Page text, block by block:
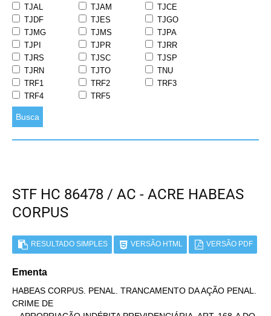
TJAL
TJAM
TJCE
TJDF
TJES
TJGO
TJMG
TJMS
TJPA
TJPI
TJPR
TJRR
TJRS
TJSC
TJSP
TJRN
TJTO
TNU
TRF1
TRF2
TRF3
TRF4
TRF5
Busca
STF HC 86478 / AC - ACRE HABEAS
CORPUS
RESULTADO SIMPLES VERSÃO HTML VERSÃO PDF
Ementa
HABEAS CORPUS. PENAL. TRANCAMENTO DA AÇÃO PENAL.
CRIME DE